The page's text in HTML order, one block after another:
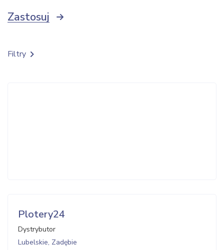
Zastosuj
Plotery24
Dystrybutor
Lubelskie, Zadębie
Filtry